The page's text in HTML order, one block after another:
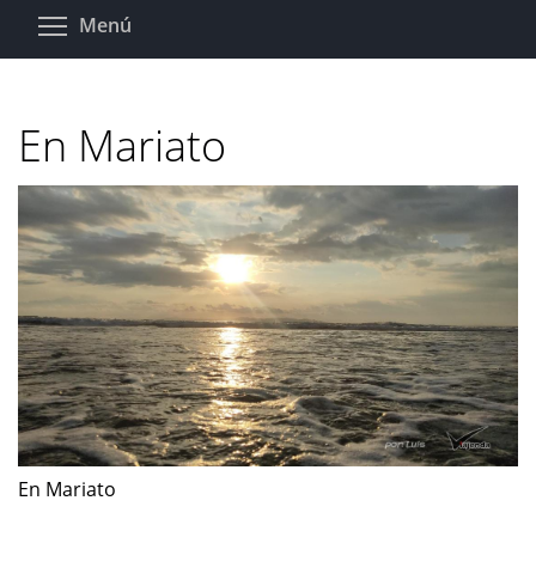
Pasar
Menú
En Mariato
En Mariato